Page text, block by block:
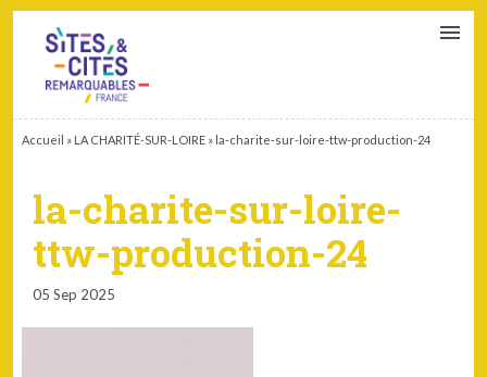
Accueil » LA CHARITÉ-SUR-LOIRE » la-charite-sur-loire-ttw-production-24
la-charite-sur-loire-
ttw-production-24
05 Sep 2025